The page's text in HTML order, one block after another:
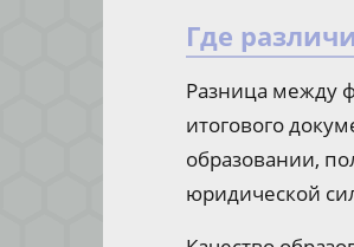
Где
Разница между
итогового
образовании,
юридической